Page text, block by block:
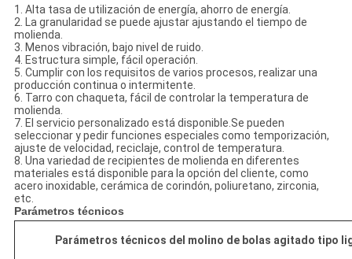
1. Alta tasa de utilización de energía, ahorro de energía.
2. La granularidad se puede ajustar ajustando el tiempo de
molienda.
3. Menos vibración, bajo nivel de ruido.
4. Estructura simple, fácil operación.
5. Cumplir con los requisitos de varios procesos, realizar una
producción continua o intermitente.
6. Tarro con chaqueta, fácil de controlar la temperatura de
molienda.
7. El servicio personalizado está disponible.Se pueden
seleccionar y pedir funciones especiales como temporización,
ajuste de velocidad, reciclaje, control de temperatura.
8. Una variedad de recipientes de molienda en diferentes
materiales está disponible para la opción del cliente, como
acero inoxidable, cerámica de corindón, poliuretano, zirconia,
etc.
Parámetros técnicos
Parámetros técnicos del molino de bolas agitado tipo